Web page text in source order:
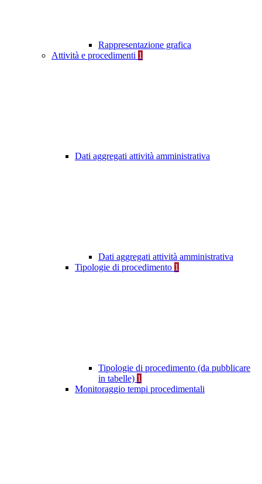
Rappresentazione grafica
Attività e procedimenti 1
Dati aggregati attività amministrativa
Dati aggregati attività amministrativa
Tipologie di procedimento 1
Tipologie di procedimento (da pubblicare
in tabelle) 1
Monitoraggio tempi procedimentali